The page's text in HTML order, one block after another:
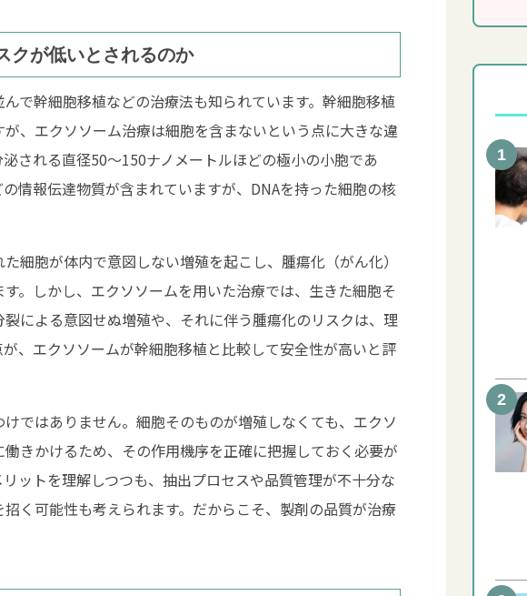
抜
当院について
価格について
診察予約
お問い合わせ
エクソソームブログ
エクソソームの基礎知
副作用とデメリット
確認しておきたいこと
クが低いとされるのか
で幹細胞移植などの治療法も知られています。幹細胞移植
、エクソソーム治療は細胞を含まないという点に大きな違
される直径50〜150ナノメートルほどの極小の小胞であ
情報伝達物質が含まれていますが、DNAを持った細胞の核
細胞が体内で意図しない増殖を起こし、腫瘍化（がん化）
。しかし、エクソソームを用いた治療では、生きた細胞そ
による意図せぬ増殖や、それに伴う腫瘍化のリスクは、理
、エクソソームが幹細胞移植と比較して安全性が高いと評
ではありません。細胞そのものが増殖しなくても、エクソ
きかけるため、その作用機序を正確に把握しておく必要が
ットを理解しつつも、抽出プロセスや品質管理が不十分な
く可能性も考えられます。だからこそ、製剤の品質が治療